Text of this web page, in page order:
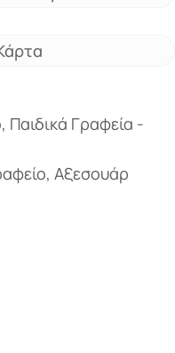
, Παιδικά Γραφεία -
, Αξεσουάρ